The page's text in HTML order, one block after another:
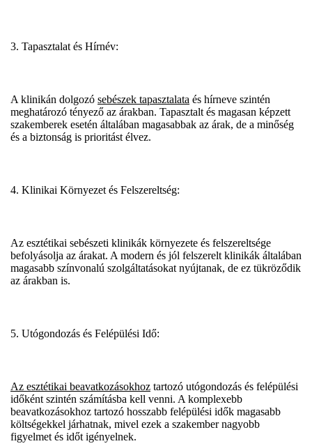
3. Tapasztalat és Hírnév:
A klinikán dolgozó sebészek tapasztalata és hírneve szintén
meghatározó tényező az árakban. Tapasztalt és magasan képzett
szakemberek esetén általában magasabbak az árak, de a minőség
és a biztonság is prioritást élvez.
4. Klinikai Környezet és Felszereltség:
Az esztétikai sebészeti klinikák környezete és felszereltsége
befolyásolja az árakat. A modern és jól felszerelt klinikák általában
magasabb színvonalú szolgáltatásokat nyújtanak, de ez tükröződik
az árakban is.
5. Utógondozás és Felépülési Idő:
Az esztétikai beavatkozásokhoz tartozó utógondozás és felépülési
időként szintén számításba kell venni. A komplexebb
beavatkozásokhoz tartozó hosszabb felépülési idők magasabb
költségekkel járhatnak, mivel ezek a szakember nagyobb
figyelmet és időt igényelnek.